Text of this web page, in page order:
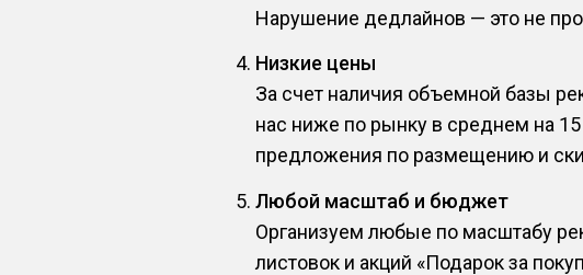
Нарушение дедлайнов — это не про
Низкие цены
За счет наличия объемной базы
нас ниже по рынку в среднем на
предложения по размещению и
Любой масштаб и бюджет
Организуем любые по масштабу
листовок и акций «Подарок за